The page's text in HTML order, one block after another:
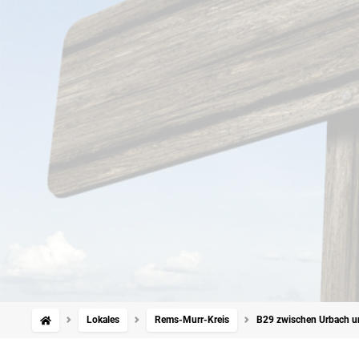
Lokales Rems-Murr-Kreis B29 zwischen Urbach